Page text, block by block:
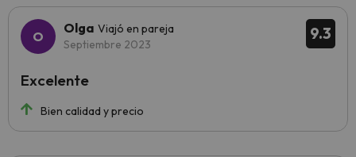
9.3
Olga Viajó en pareja
Septiembre 2023
Bien calidad y precio
Excelente